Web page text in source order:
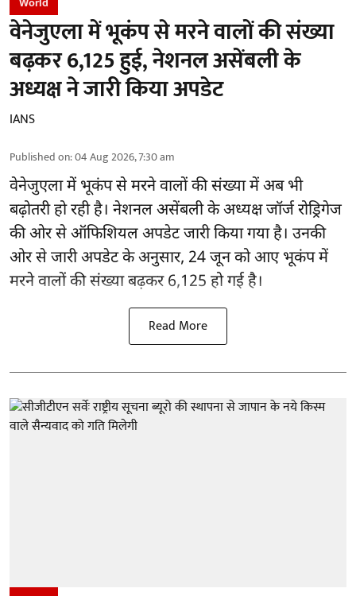
वेनेजुएला में भूकंप से मरने वालों की संख्या
बढ़कर 6,125 हुई, नेशनल असेंबली के
अध्यक्ष ने जारी किया अपडेट
IANS
Published on:04 Aug 2026, 7:30 am
वेनेजुएला मेंभूकंपसे मरने वालों की संख्या में अब भी
बढ़ोतरी हो रही है। नेशनल असेंबली के अध्यक्ष जॉर्ज रोड्रिगेज
की ओर से ऑफिशियल अपडेट जारी किया गया है। उनकी
ओर से जारी अपडेट के अनुसार, 24 जून को आए भूकंप में
मरने वालों की संख्या बढ़कर 6,125 हो गई है।
Read More